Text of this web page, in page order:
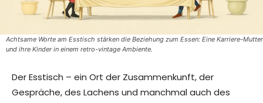
Achtsame Worte am Esstisch stärken die Beziehung zum Essen: Eine Karriere-Mutter
und ihre Kinder in einem retro-vintage Ambiente.
Der Esstisch – ein Ort der Zusammenkunft, der
Gespräche, des Lachens und manchmal auch des